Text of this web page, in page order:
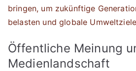
bringen, um zukünftige
belasten und globale
Öffentliche Meinung
Medienlandschaft